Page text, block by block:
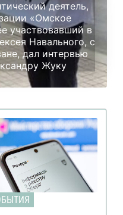
деятель,
«Омское
участвовавший в
Навального, с
дал интервью
Жуку